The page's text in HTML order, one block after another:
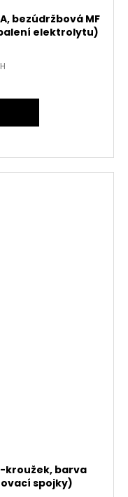
bezúdržbová MF
balení elektrolytu)
kroužek, barva
spojky)